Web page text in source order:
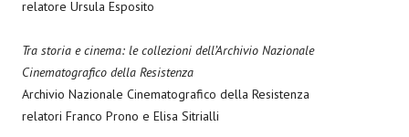
relatore Ursula Esposito
Tra storia e cinema: le collezioni dell’Archivio Nazionale
Cinematografico della Resistenza
Archivio Nazionale Cinematografico della Resistenza
relatori Franco Prono e Elisa Sitrialli